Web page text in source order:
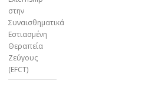
στην
Συναισθηματικά
Εστιασμένη
Θεραπεία
Ζεύγους
(EFCT)